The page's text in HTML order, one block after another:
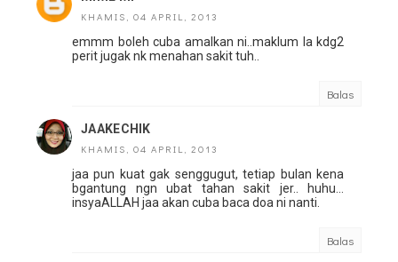
KHAMIS, 04 APRIL, 2013
emmm boleh cuba amalkan ni..maklum la kdg2
perit jugak nk menahan sakit tuh..
Balas
JAAKECHIK
KHAMIS, 04 APRIL, 2013
jaa pun kuat gak senggugut, tetiap bulan kena
bgantung ngn ubat tahan sakit jer.. huhu...
insyaALLAH jaa akan cuba baca doa ni nanti.
Balas